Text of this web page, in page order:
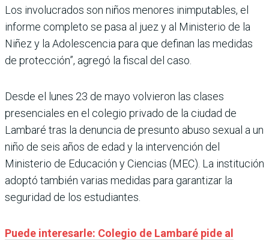
Los involucrados son niños menores inimputables, el
informe completo se pasa al juez y al Ministerio de la
Niñez y la Adolescencia para que definan las medidas
de protección”, agregó la fiscal del caso.
Desde el lunes 23 de mayo volvieron las clases
presenciales en el colegio privado de la ciudad de
Lambaré tras la denuncia de presunto abuso sexual a un
niño de seis años de edad y la intervención del
Ministerio de Educación y Ciencias (MEC). La institución
adoptó también varias medidas para garantizar la
seguridad de los estudiantes.
Puede interesarle: Colegio de Lambaré pide al